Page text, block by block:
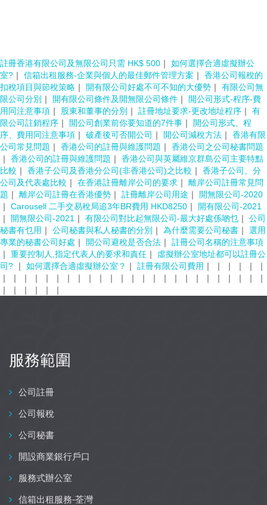
註冊香港有限公司及無限公司只需 HK$ 500 ｜ 如何選擇合適虛擬辦公
室? ｜ 信箱出租服務-企業與個人的最佳郵件管理方案 ｜ 香港公司報稅的
扣稅項目與節稅策略 ｜ 開有限公司好處不可不知的大優勢 ｜ 有限公司無
限公司分別 ｜ 開有限公司條件及開無限公司條件 ｜ 開公司形式-程序-費
用同注意事項 ｜ 股東和董事的分別 ｜ 註冊地址要求-更改地址程序 ｜ 有
限公司註銷程序 ｜ 開公司創業前你要知道的7件事 ｜ 開公司形式、程
序、費用同注意事項 ｜ 破產後可否開公司 ｜ 開公司減稅方法 ｜ 香港有限
公司常見問題 ｜ 香港公司的註冊與維護問題 ｜ 香港公司之公司秘書問題
｜ 香港公司的註冊與維護問題 ｜ 香港公司與英屬維京群島公司主要特點
比較 ｜ 香港子公司及香港分公司(非香港公司)之比較 ｜ 香港子公司、分
公司及代表處比較 ｜ 在香港註冊離岸公司的要求 ｜ 離岸公司註冊常見問
題 ｜ 離岸公司註冊在香港優勢 ｜ 註冊離岸公司用途 ｜ 開無限公司-2020
｜ Carousell 二手交易稅局追3年BR費用 HKD8250 ｜ 開有限公司-2021
｜ 開無限公司-2021 ｜ 有限公司對比起無限公司-最大好處係啲乜 ｜ 公司
秘書有乜用 ｜ 公司秘書與私人秘書的分別 ｜ 為什麼需要公司秘書 ｜ 選用
專業的秘書公司好處 ｜ 開公司避稅是否合法 ｜ 註冊公司名稱的注意事項
｜ 重要控制人,指定代表人的要求和責任 ｜ 虛擬辦公室地址都可以註冊公
司?
｜ 如何選擇合適虛擬辦公室？ ｜ 註冊有限公司費用 ｜ ｜ ｜ ｜ ｜
｜
｜
｜ ｜ ｜ ｜ ｜ ｜ ｜ ｜ ｜ ｜ ｜ ｜ ｜ ｜ ｜ ｜ ｜ ｜ ｜ ｜ ｜ ｜ ｜
｜
｜
｜ ｜ ｜ ｜ ｜
服務範圍
公司註冊
公司報稅
公司秘書
開設商業銀行戶口
服務式辦公室
信箱出租服務-荃灣